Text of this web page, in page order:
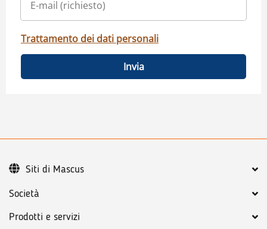
Trattamento dei dati personali
Invia
Società
Prodotti e servizi
Siti di Mascus